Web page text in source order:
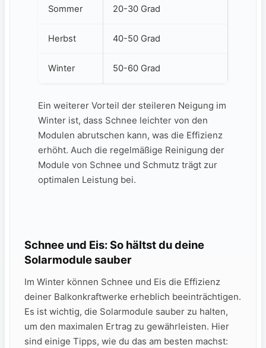
Sommer 20-30 Grad
Herbst 40-50 Grad
Winter 50-60 Grad
Ein ‌weiterer Vorteil der steileren Neigung ‍im
Winter⁤ ist, dass ​Schnee⁤ leichter von den
Modulen abrutschen ​kann, was ‌die⁤ Effizienz
erhöht. Auch die regelmäßige‌ Reinigung der
‍Module von ⁣Schnee und Schmutz‍ trägt zur
⁣optimalen‌ Leistung⁣ bei.
Schnee und ⁣Eis: So hältst‌ du deine
Solarmodule sauber
Im Winter ​können Schnee und Eis ⁢die‌ Effizienz
deiner Balkonkraftwerke‍ erheblich⁢ beeinträchtigen.
Es ist wichtig, die​ Solarmodule⁣ sauber ‍zu halten,
‌um den maximalen Ertrag zu gewährleisten. Hier
⁤sind einige Tipps, wie du⁤ das ⁣am besten machst: